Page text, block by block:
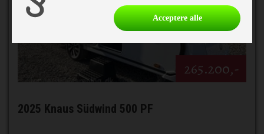
265.200,-
2025 Knaus Südwind 500 PF
Acceptere alle